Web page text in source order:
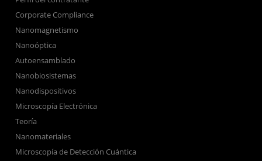
Corporate Compliance
Nanomagnetismo
Nanoóptica
Autoensamblado
Nanobiosistemas
Nanodispositivos
Microscopía Electrónica
Teoría
Nanomateriales
Microscopía de Detección Cuántica